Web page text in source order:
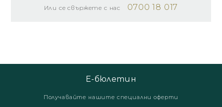
Или се свържете с нас 0700 18 017
Е-бюлетин
Получавайте нашите специални оферти